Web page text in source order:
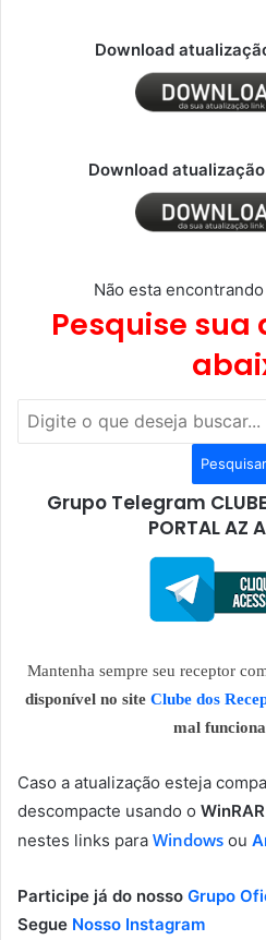
Download
Download
Não esta
Pesquise
Pesquisar
Grupo Telegram CLUBE
PORTAL AZ
Mantenha sempre seu receptor
disponível no site Clube dos
mal
Caso a atualização esteja
descompacte usando o WinRAR
nestes links para Windows ou
Participe já do nosso Grupo
Segue Nosso Instagram